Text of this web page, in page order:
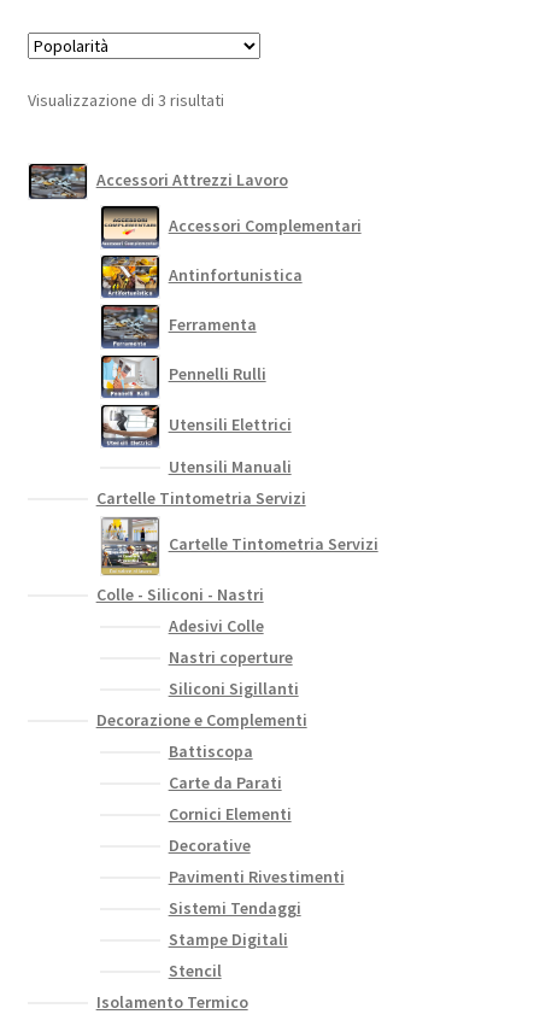
Visualizzazione di 3 risultatiPopolarità
Accessori Attrezzi Lavoro
Accessori Complementari
Antinfortunistica
Ferramenta
Pennelli Rulli
Utensili Elettrici
Utensili Manuali
Cartelle Tintometria Servizi
Cartelle Tintometria Servizi
Colle - Siliconi - Nastri
Adesivi Colle
Nastri coperture
Siliconi Sigillanti
Decorazione e Complementi
Battiscopa
Carte da Parati
Cornici Elementi
Decorative
Pavimenti Rivestimenti
Sistemi Tendaggi
Stampe Digitali
Stencil
Isolamento Termico